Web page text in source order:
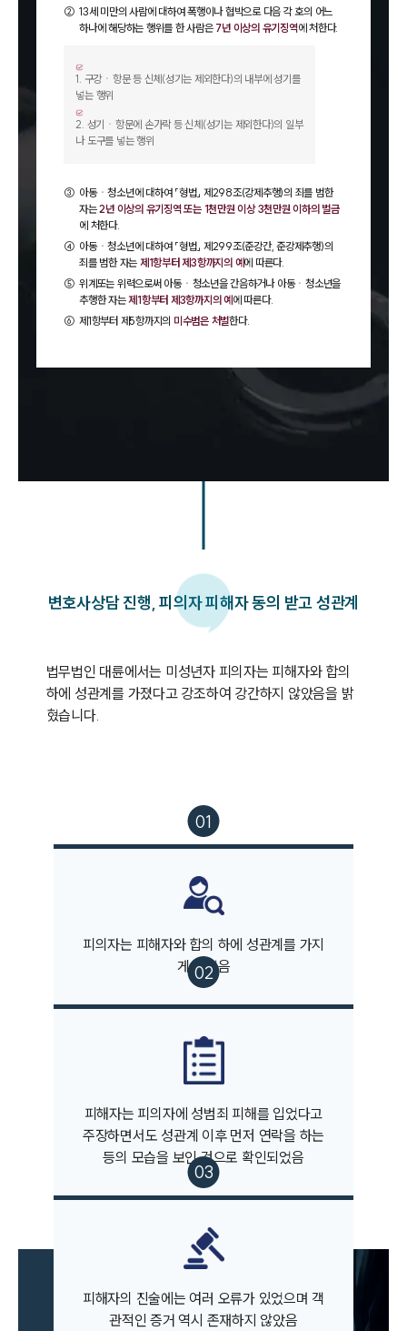
팀소개
팀소개
대륜의 강점
오시는 길
글로벌 파트너 로펌
고객의 소리
통합검색
AI대륜
주요 업무사례
② 13세 미만의 사람에 대하여 폭행이나 협박으로 다음 각 호의 어느
하나에 해당하는 행위를 한 사람은 7년 이상의 유기징역에 처한다.
1. 구강ㆍ항문 등 신체(성기는 제외한다)의 내부에 성기를
넣는 행위
2. 성기ㆍ항문에 손가락 등 신체(성기는 제외한다)의 일부
나 도구를 넣는 행위
③ 아동ㆍ청소년에 대하여 「형법」 제298조(강제추행)의 죄를 범한
자는2년 이상의 유기징역 또는 1천만원 이상 3천만원 이하의 벌금
에 처한다.
④ 아동ㆍ청소년에 대하여 「형법」 제299조(준강간, 준강제추행)의
죄를 범한 자는 제1항부터 제3항까지의 예에 따른다.
⑤ 위계또는 위력으로써 아동ㆍ청소년을 간음하거나 아동ㆍ청소년을
추행한 자는제1항부터 제3항까지의 예에 따른다.
⑥ 제1항부터 제5항까지의 미수범은 처벌한다.
변호사상담 진행, 피의자 피해자 동의 받고 성관계
법무법인 대륜에서는 미성년자 피의자는 피해자와 합의
하에 성관계를 가졌다고 강조하여 강간하지 않았음을 밝
혔습니다.
피의자는 피해자와 합의 하에 성관계를 가지
게 되었음
피해자는 피의자에 성범죄 피해를 입었다고
주장하면서도 성관계 이후 먼저 연락을 하는
등의 모습을 보인 것으로 확인되었음
피해자의 진술에는 여러 오류가 있었으며 객
관적인 증거 역시 존재하지 않았음